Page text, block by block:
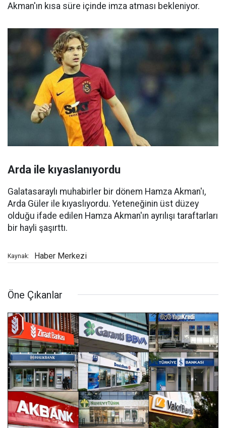
Akman'ın kısa süre içinde imza atması bekleniyor.
Arda ile kıyaslanıyordu
Galatasaraylı muhabirler bir dönem Hamza Akman'ı,
Arda Güler ile kıyaslıyordu. Yeteneğinin üst düzey
olduğu ifade edilen Hamza Akman'ın ayrılışı taraftarları
bir hayli şaşırttı.
Kaynak: Haber Merkezi
Öne Çıkanlar